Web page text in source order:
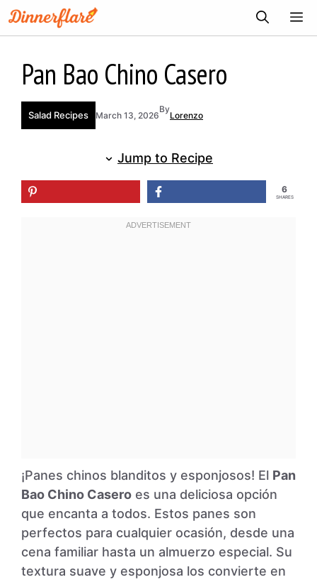
Skip
to
Pan Bao Chino Casero
Salad Recipes March 13, 2026
By
Lorenzo
Jump to Recipe
6
SHARES
¡Panes chinos blanditos y esponjosos! El Pan
Bao Chino Casero es una deliciosa opción
que encanta a todos. Estos panes son
perfectos para cualquier ocasión, desde una
cena familiar hasta un almuerzo especial. Su
textura suave y esponjosa los convierte en